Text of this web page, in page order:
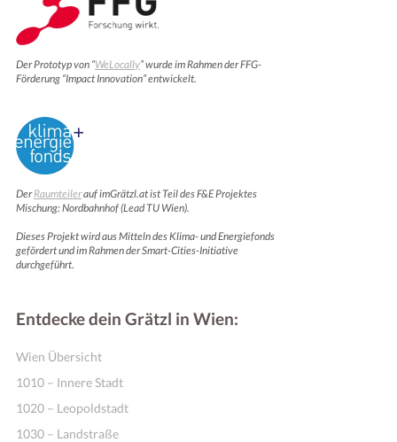
Der Prototyp von “WeLocally” wurde im Rahmen der FFG-
Förderung “Impact Innovation” entwickelt.
DerRaumteilerauf imGrätzl.at ist Teil des F&E Projektes
Mischung: Nordbahnhof (Lead TU Wien).
Dieses Projekt wird aus Mitteln des Klima- und Energiefonds
gefördert und im Rahmen der Smart-Cities-Initiative
durchgeführt.
Entdecke dein Grätzl in Wien:
Wien Übersicht
1010 – Innere Stadt
1020 – Leopoldstadt
1030 – Landstraße